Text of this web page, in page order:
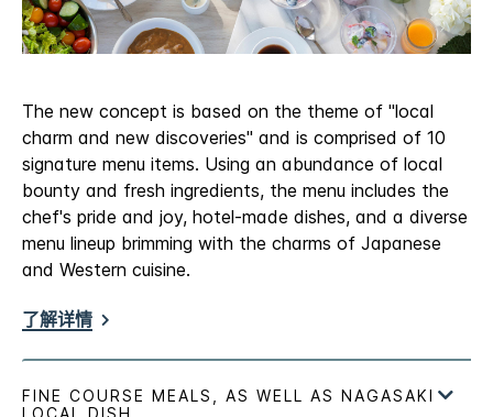
The new concept is based on the theme of "local
charm and new discoveries" and is comprised of 10
signature menu items. Using an abundance of local
bounty and fresh ingredients, the menu includes the
chef's pride and joy, hotel-made dishes, and a diverse
menu lineup brimming with the charms of Japanese
and Western cuisine.
了解详情